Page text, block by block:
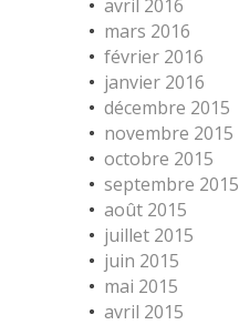
avril 2016
mars 2016
février 2016
janvier 2016
décembre 2015
novembre 2015
octobre 2015
septembre 2015
août 2015
juillet 2015
juin 2015
mai 2015
avril 2015